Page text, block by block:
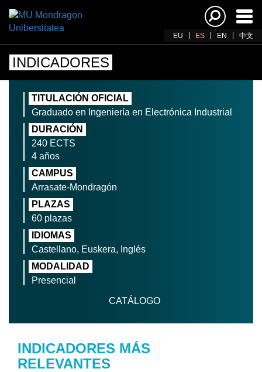
EU ES EN 中文
INDICADORES
TITULACIÓN OFICIAL
Graduado en Ingeniería en Electrónica Industrial
DURACIÓN
240 ECTS
4 años
CAMPUS
Arrasate-Mondragón
PLAZAS
60 plazas
IDIOMAS
Castellano, Euskera, Inglés
MODALIDAD
Presencial
CATÁLOGO
INDICADORES MÁS
RELEVANTES